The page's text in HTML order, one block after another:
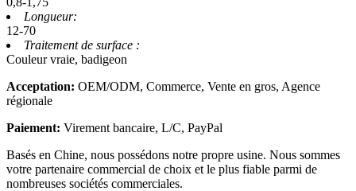
Longueur:
12-70
Traitement de surface :
Couleur vraie, badigeon
Acceptation: OEM/ODM, Commerce, Vente en gros, Agence
régionale
Paiement: Virement bancaire, L/C, PayPal
Basés en Chine, nous possédons notre propre usine. Nous sommes
votre partenaire commercial de choix et le plus fiable parmi de
nombreuses sociétés commerciales.